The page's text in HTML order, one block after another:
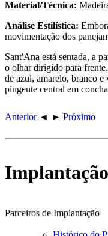
Material/Técnica:
Análise Estilística:
movimentação dos
Sant'Ana está sentada, a
o olhar dirigido para
de azul, amarelo, branco
pingente central em
Anterior ◄ ► Próximo
Parceiros de Implantação